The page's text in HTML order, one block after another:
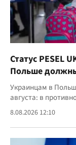
Статус PESEL
Польше
Украинцам в
августа: в
8.08.2026 12:10